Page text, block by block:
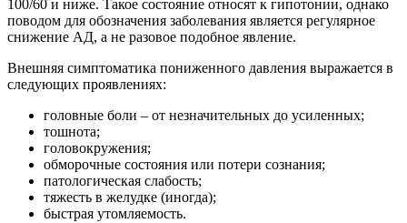
100/60 и ниже. Такое состояние относят к гипотонии, однако
поводом для обозначения заболевания является регулярное
снижение АД, а не разовое подобное явление.
Внешняя симптоматика пониженного давления выражается в
следующих проявлениях:
головные боли – от незначительных до усиленных;
тошнота;
головокружения;
обморочные состояния или потери сознания;
патологическая слабость;
тяжесть в желудке (иногда);
быстрая утомляемость.